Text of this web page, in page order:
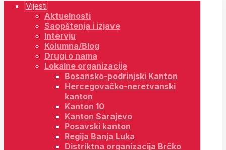
Vijesti
Aktuelnosti
Saopštenja i izjave
Intervju
Kolumna/Blog
Drugi o nama
Lokalne organizacije
Bosansko-podrinjski Kanton
Hercegovačko-neretvanski
kanton
Kanton 10
Kanton Sarajevo
Posavski kanton
Regija Banja Luka
Distriktna organizacija Brčko